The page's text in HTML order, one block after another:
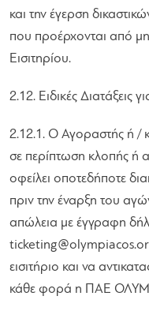
και την έγερση
που προέρχονται από
Εισιτηρίου.
2.12. Ειδικές Διατάξεις
2.12.1. Ο Αγοραστής ή /
σε περίπτωση κλοπής ή
οφείλει οποτεδήποτε
πριν την έναρξη του
απώλεια με έγγραφη
εισιτήριο και να
κάθε φορά η ΠΑΕ